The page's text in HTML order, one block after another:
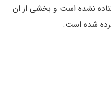
نشده است و بخشی از ان